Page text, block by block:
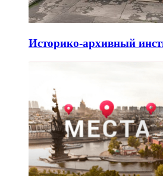
Историко-архивный